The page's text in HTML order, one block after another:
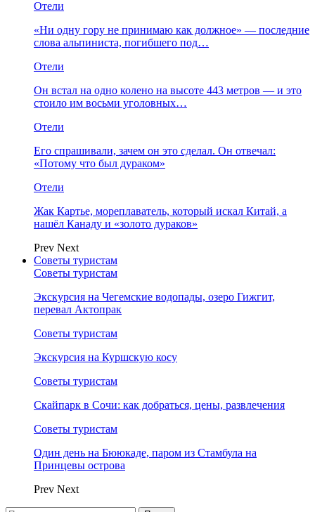
Отели
«Ни одну гору не принимаю как должное» — последние
слова альпиниста, погибшего под…
Отели
Он встал на одно колено на высоте 443 метров — и это
стоило им восьми уголовных…
Отели
Его спрашивали, зачем он это сделал. Он отвечал:
«Потому что был дураком»
Отели
Жак Картье, мореплаватель, который искал Китай, а
нашёл Канаду и «золото дураков»
Prev Next
Советы туристам
Советы туристам
Экскурсия на Чегемские водопады, озеро Гижгит,
перевал Актопрак
Советы туристам
Экскурсия на Куршскую косу
Советы туристам
Скайпарк в Сочи: как добраться, цены, развлечения
Советы туристам
Один день на Бююкаде, паром из Стамбула на
Принцевы острова
Prev Next